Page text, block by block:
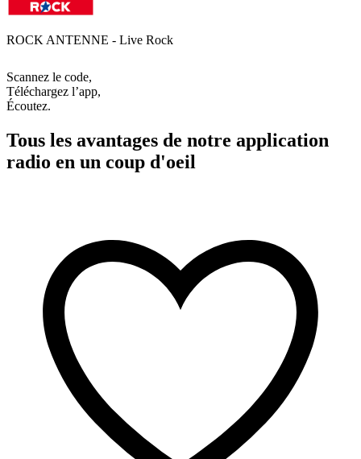
ROCK ANTENNE - Live Rock
Scannez le code,
Téléchargez l’app,
Écoutez.
Tous les avantages de notre application
radio en un coup d'oeil